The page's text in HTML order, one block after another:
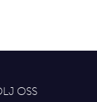
OSS